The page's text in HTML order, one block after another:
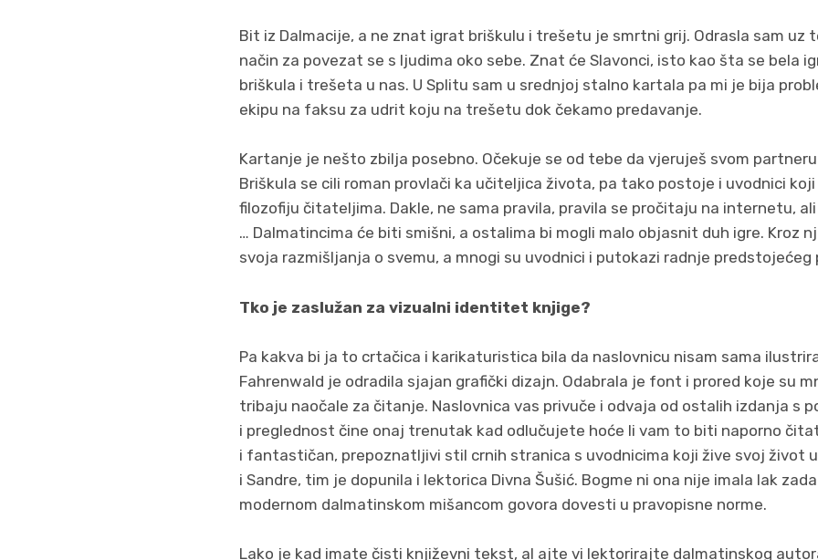
Bit iz Dalmacije, a ne znat igrat briškulu i trešetu je smrtni grij. Odrasla sam uz
način za povezat se s ljudima oko sebe. Znat će Slavonci, isto kao šta se bela
briškula i trešeta u nas. U Splitu sam u srednjoj stalno kartala pa mi je bija
ekipu na faksu za udrit koju na trešetu dok čekamo predavanje.
Kartanje je nešto zbilja posebno. Očekuje se od tebe da vjeruješ svom
Briškula se cili roman provlači ka učiteljica života, pa tako postoje i uvodnici
filozofiju čitateljima. Dakle, ne sama pravila, pravila se pročitaju na internetu,
… Dalmatincima će biti smišni, a ostalima bi mogli malo objasnit duh igre. Kroz
svoja razmišljanja o svemu, a mnogi su uvodnici i putokazi radnje predstojećeg
Tko je zaslužan za vizualni identitet knjige?
Pa kakva bi ja to crtačica i karikaturistica bila da naslovnicu nisam sama
Fahrenwald je odradila sjajan grafički dizajn. Odabrala je font i prored koje su
tribaju naočale za čitanje. Naslovnica vas privuče i odvaja od ostalih izdanja s
i preglednost čine onaj trenutak kad odlučujete hoće li vam to biti naporno
i fantastičan, prepoznatljivi stil crnih stranica s uvodnicima koji žive svoj život
i Sandre, tim je dopunila i lektorica Divna Šušić. Bogme ni ona nije imala lak
modernom dalmatinskom mišancom govora dovesti u pravopisne norme.
Lako je kad imate čisti književni tekst, al ajte vi lektorirajte dalmatinskog